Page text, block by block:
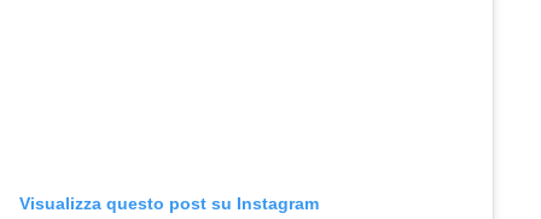
Visualizza questo post su Instagram